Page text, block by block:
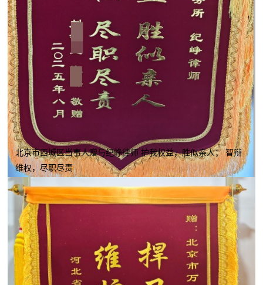
北京市西城区当事人赠与纪峥律师 护我权益，胜似亲人； 智辩
维权，尽职尽责